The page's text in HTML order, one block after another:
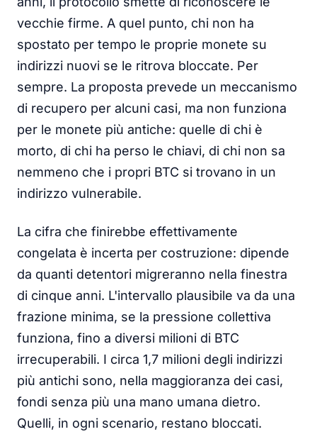
vecchie firme. A quel punto, chi non ha
spostato per tempo le proprie monete su
indirizzi nuovi se le ritrova bloccate. Per
sempre. La proposta prevede un meccanismo
di recupero per alcuni casi, ma non funziona
per le monete più antiche: quelle di chi è
morto, di chi ha perso le chiavi, di chi non sa
nemmeno che i propri BTC si trovano in un
indirizzo vulnerabile.
La cifra che finirebbe effettivamente
congelata è incerta per costruzione: dipende
da quanti detentori migreranno nella finestra
di cinque anni. L'intervallo plausibile va da una
frazione minima, se la pressione collettiva
funziona, fino a diversi milioni di BTC
irrecuperabili. I circa 1,7 milioni degli indirizzi
più antichi sono, nella maggioranza dei casi,
fondi senza più una mano umana dietro.
Quelli, in ogni scenario, restano bloccati.